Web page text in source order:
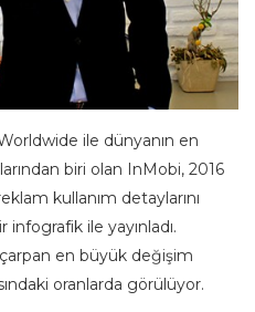
ile dünyanın en
biri olan InMobi, 2016
kullanım detaylarını
infografik ile yayınladı.
en büyük değişim
oranlarda görülüyor.